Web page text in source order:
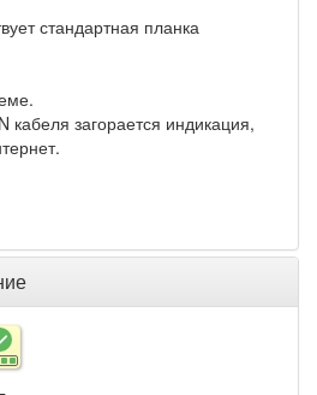
стандартная планка
загорается индикация,